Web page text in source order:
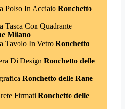
Polso In AcciaioRonchetto
Tasca Con Quadrante
Milano
Tavolo In VetroRonchetto
Di Design Ronchetto delle
Ronchetto delle Rane
Firmati Ronchetto delle